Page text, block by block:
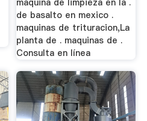
de basalto en mexico .
maquinas de trituracion,La
planta de . maquinas de .
Consulta en línea